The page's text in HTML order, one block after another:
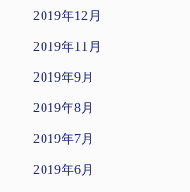
2019年12月
2019年11月
2019年9月
2019年8月
2019年7月
2019年6月